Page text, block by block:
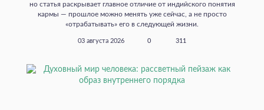
но статья раскрывает главное отличие от индийского понятия
кармы — прошлое можно менять уже сейчас, а не просто
«отрабатывать» его в следующей жизни.
03 августа 2026 0 311